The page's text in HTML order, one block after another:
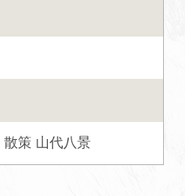
散策 山代八景